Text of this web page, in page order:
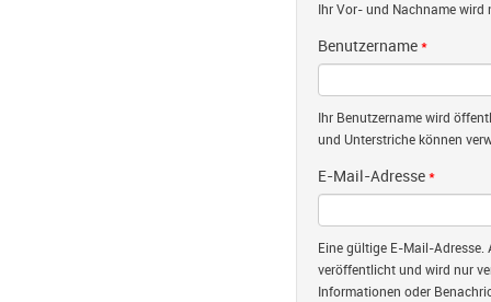
Ihr Vor- und Nachname
Benutzername *
Ihr Benutzername wird
und Unterstriche können
E-Mail-Adresse *
Eine gültige E-Mail-Adresse.
veröffentlicht und wird nur
Informationen oder